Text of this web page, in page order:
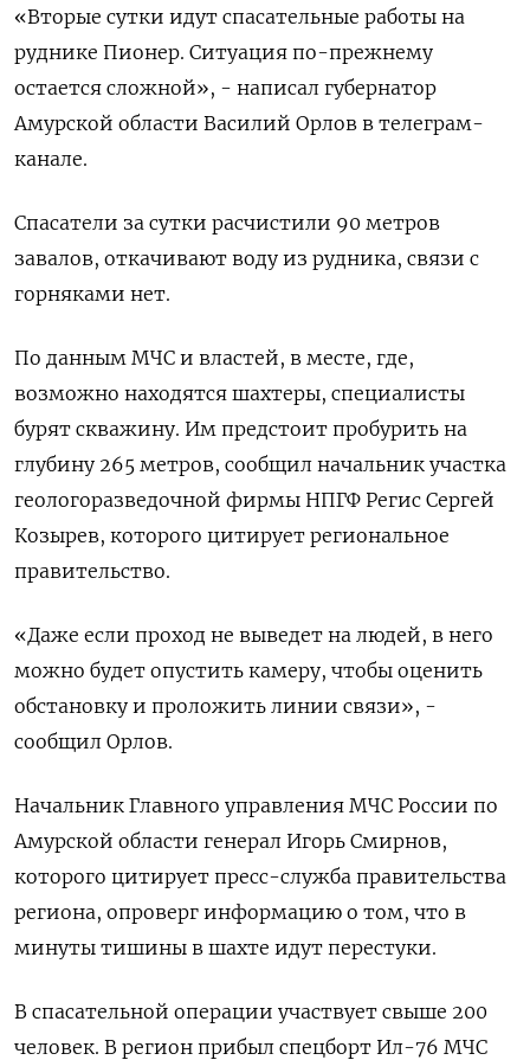
«Вторые сутки идут спасательные работы на
руднике Пионер. Ситуация по-прежнему
остается сложной», - написал губернатор
Амурской области Василий Орлов в телеграм-
канале.
Спасатели за сутки расчистили 90 метров
завалов, откачивают воду из рудника, связи с
горняками нет.
По данным МЧС и властей, в месте, где,
возможно находятся шахтеры, специалисты
бурят скважину. Им предстоит пробурить на
глубину 265 метров, сообщил начальник участка
геологоразведочной фирмы НПГФ Регис Сергей
Козырев, которого цитирует региональное
правительство.
«Даже если проход не выведет на людей, в него
можно будет опустить камеру, чтобы оценить
обстановку и проложить линии связи», -
сообщил Орлов.
Начальник Главного управления МЧС России по
Амурской области генерал Игорь Смирнов,
которого цитирует пресс-служба правительства
региона, опроверг информацию о том, что в
минуты тишины в шахте идут перестуки.
В спасательной операции участвует свыше 200
человек. В регион прибыл спецборт Ил-76 МЧС